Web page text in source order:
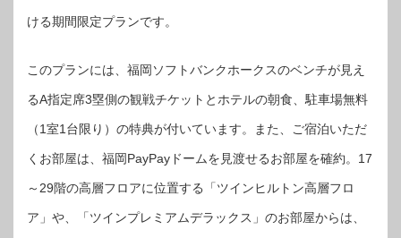
ける期間限定プランです。
このプランには、福岡ソフトバンクホークスのベンチが見え
るA指定席3塁側の観戦チケットとホテルの朝食、駐車場無料
（1室1台限り）の特典が付いています。また、ご宿泊いただ
くお部屋は、福岡PayPayドームを見渡せるお部屋を確約。17
～29階の高層フロアに位置する「ツインヒルトン高層フロ
ア」や、「ツインプレミアムデラックス」のお部屋からは、